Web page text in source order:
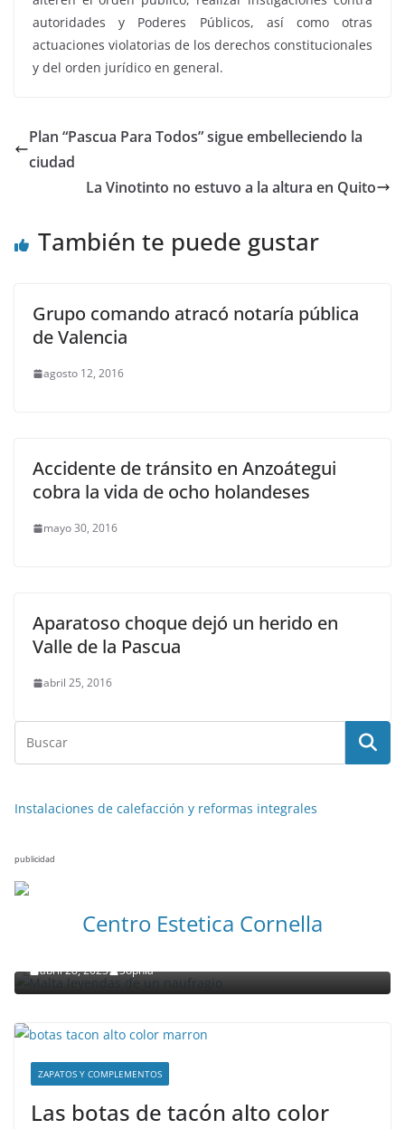
autoridades y Poderes Públicos, así como otras
actuaciones violatorias de los derechos constitucionales
y del orden jurídico en general.
Plan “Pascua Para Todos” sigue embelleciendo la
ciudad
La Vinotinto no estuvo a la altura en Quito
También te puede gustar
Grupo comando atracó notaría pública
de Valencia
agosto 12, 2016
Accidente de tránsito en Anzoátegui
cobra la vida de ocho holandeses
mayo 30, 2016
Aparatoso choque dejó un herido en
Valle de la Pascua
abril 25, 2016
Instalaciones de calefacción y reformas integrales
publicidad
Centro Estetica Cornella
abril 28, 2023 Sophia
ZAPATOS Y COMPLEMENTOS
Las botas de tacón alto color